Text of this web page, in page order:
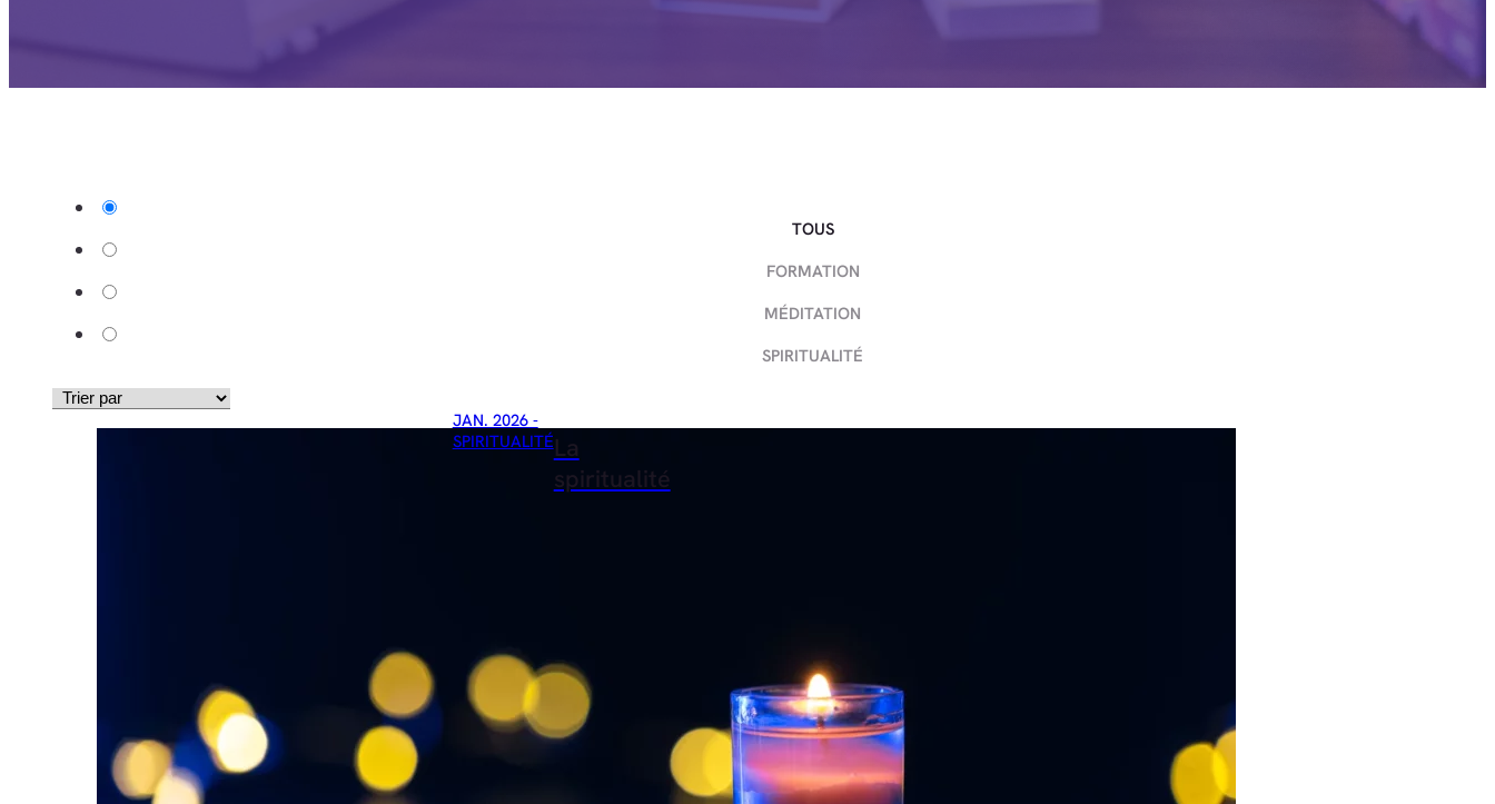
TOUS
FORMATION
MÉDITATION
SPIRITUALITÉ
JAN. 2026 -
SPIRITUALITÉLa
spiritualité